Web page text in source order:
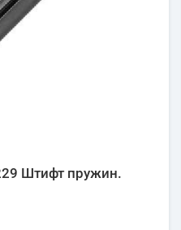
Штифт пружин.